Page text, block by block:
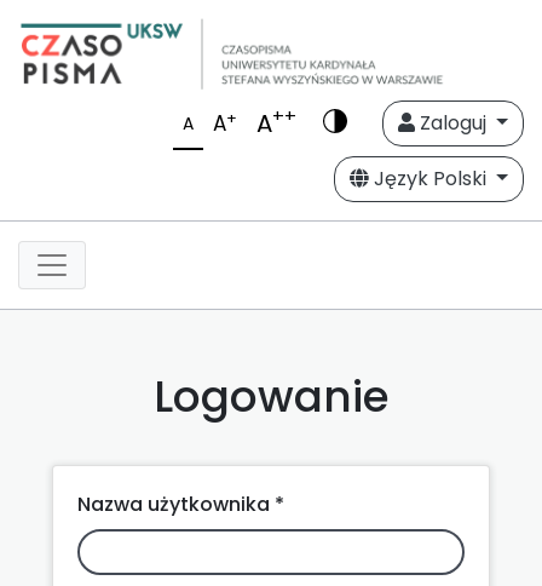
A A+ A++
Zaloguj
Język Polski
Logowanie
Nazwa użytkownika *